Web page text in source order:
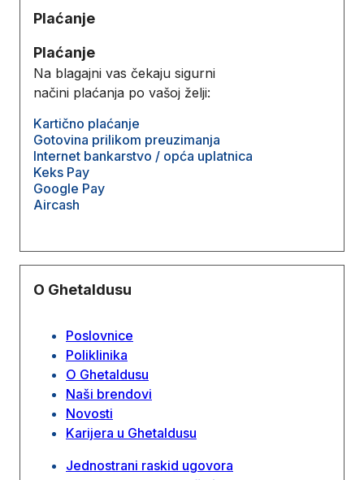
Plaćanje
Plaćanje
Na blagajni vas čekaju sigurni
načini plaćanja po vašoj želji:
Kartično plaćanje
Gotovina prilikom preuzimanja
Internet bankarstvo / opća uplatnica
Keks Pay
Google Pay
Aircash
O Ghetaldusu
Poslovnice
Poliklinika
O Ghetaldusu
Naši brendovi
Novosti
Karijera u Ghetaldusu
Jednostrani raskid ugovora